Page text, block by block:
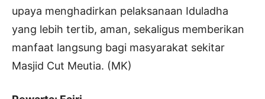
upaya menghadirkan pelaksanaan Iduladha
yang lebih tertib, aman, sekaligus memberikan
manfaat langsung bagi masyarakat sekitar
Masjid Cut Meutia. (MK)